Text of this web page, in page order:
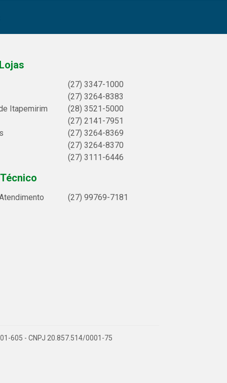
(27) 3347-1000
(27) 3264-8383
Itapemirim
(28) 3521-5000
(27) 2141-7951
(27) 3264-8369
(27) 3264-8370
(27) 3111-6446
(27) 99769-7181
605 - CNPJ 20.857.514/0001-75